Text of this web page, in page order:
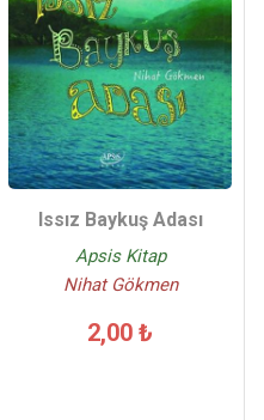
Issız Baykuş Adası
Apsis Kitap
Nihat Gökmen
2,00 ₺